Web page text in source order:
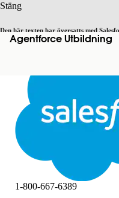
Stäng
Den här texten har översatts med
. Byt till engelska Inte nu
StängStäng
Agentforce Utbildning
1-800-667-6389